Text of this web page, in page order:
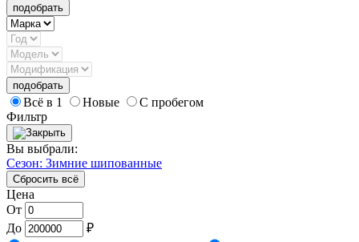
подобрать
подобрать
Всё в 1 Новые
С пробегом
Фильтр
Вы выбрали:
Сезон: Зимние шипованные
Сбросить всё
Цена
От
До
₽